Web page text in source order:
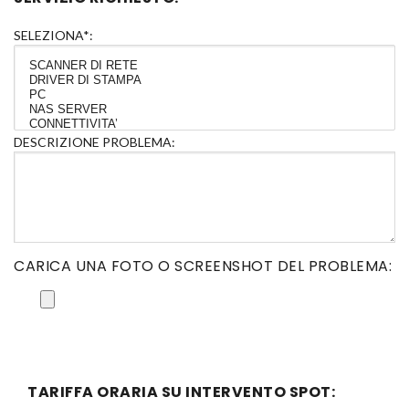
SELEZIONA*:
DESCRIZIONE PROBLEMA:
CARICA UNA FOTO O SCREENSHOT DEL PROBLEMA:
TARIFFA ORARIA SU INTERVENTO SPOT: